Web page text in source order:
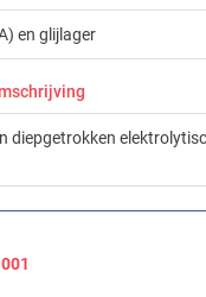
en glijlager
diepgetrokken